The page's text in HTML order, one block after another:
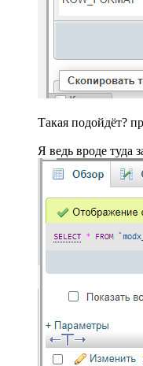
Такая подойдёт?
Я ведь вроде туда